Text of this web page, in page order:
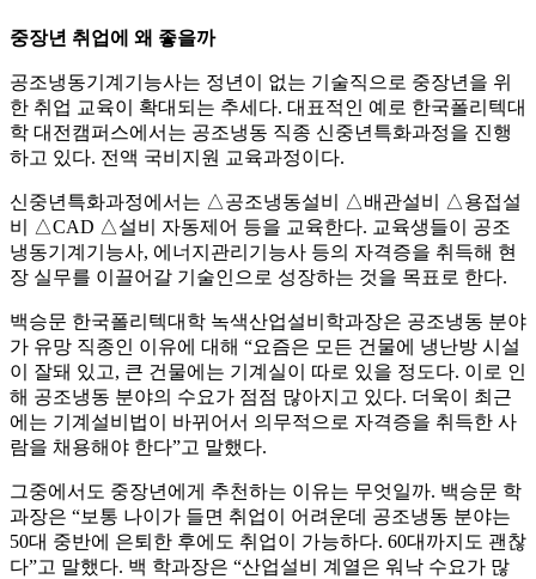
중장년 취업에 왜 좋을까
공조냉동기계기능사는 정년이 없는 기술직으로 중장년을 위
한 취업 교육이 확대되는 추세다. 대표적인 예로 한국폴리텍대
학 대전캠퍼스에서는 공조냉동 직종 신중년특화과정을 진행
하고 있다. 전액 국비지원 교육과정이다.
신중년특화과정에서는 △공조냉동설비 △배관설비 △용접설
비 △CAD △설비 자동제어 등을 교육한다. 교육생들이 공조
냉동기계기능사, 에너지관리기능사 등의 자격증을 취득해 현
장 실무를 이끌어갈 기술인으로 성장하는 것을 목표로 한다.
백승문 한국폴리텍대학 녹색산업설비학과장은 공조냉동 분야
가 유망 직종인 이유에 대해 “요즘은 모든 건물에 냉난방 시설
이 잘돼 있고, 큰 건물에는 기계실이 따로 있을 정도다. 이로 인
해 공조냉동 분야의 수요가 점점 많아지고 있다. 더욱이 최근
에는 기계설비법이 바뀌어서 의무적으로 자격증을 취득한 사
람을 채용해야 한다”고 말했다.
그중에서도 중장년에게 추천하는 이유는 무엇일까. 백승문 학
과장은 “보통 나이가 들면 취업이 어려운데 공조냉동 분야는
50대 중반에 은퇴한 후에도 취업이 가능하다. 60대까지도 괜찮
다”고 말했다. 백 학과장은 “산업설비 계열은 워낙 수요가 많